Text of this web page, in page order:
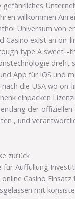
willkommen
Universum von
Casino exist an on-
type A sweet‑-
dreht
App für iOS und
die USA wo on-
einpacken
der
, und
zurück
für Auffüllung
Casino
mit